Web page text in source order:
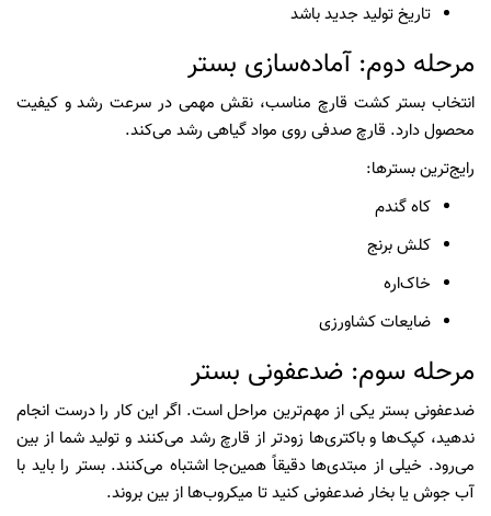
تاریخ تولید جدید باشد
مرحله دوم: آماده‌سازی بستر
انتخاب بستر کشت قارچ مناسب، نقش مهمی در سرعت رشد و کیفیت
محصول دارد. قارچ صدفی روی مواد گیاهی رشد می‌کند.
رایج‌ترین بسترها:
کاه گندم
کلش برنج
خاک‌اره
ضایعات کشاورزی
مرحله سوم: ضدعفونی بستر
ضدعفونی بستر یکی از مهم‌ترین مراحل است. اگر این کار را درست انجام
ندهید، کپک‌ها و باکتری‌ها زودتر از قارچ رشد می‌کنند و تولید شما از بین
می‌رود. خیلی از مبتدی‌ها دقیقاً همین‌جا اشتباه می‌کنند. بستر را باید با
آب جوش یا بخار ضدعفونی کنید تا میکروب‌ها از بین بروند.